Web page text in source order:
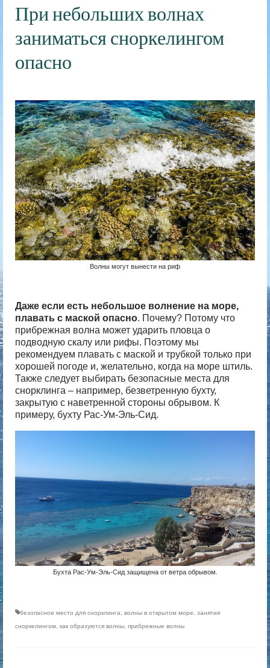
При небольших волнах
заниматься сноркелингом
опасно
Волны могут вынести на риф
Даже если есть небольшое волнение на море,
плавать с маской опасно. Почему? Потому что
прибрежная волна может ударить пловца о
подводную скалу или рифы. Поэтому мы
рекомендуем плавать с маской и трубкой только при
хорошей погоде и, желательно, когда на море штиль.
Также следует выбирать безопасные места для
снорклинга – например, безветренную бухту,
закрытую с наветренной стороны обрывом. К
примеру, бухту Рас-Ум-Эль-Сид.
Бухта Рас-Ум-Эль-Сид защищена от ветра обрывом.
безопасное место для снорклинга, волны в открытом море, занятия
сноркелингом, как образуются волны, прибрежные волны